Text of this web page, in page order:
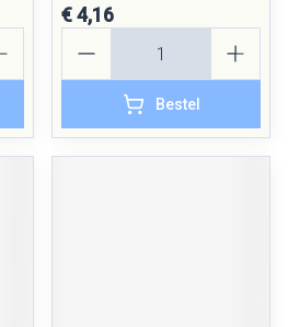
€ 4,16
Bestel